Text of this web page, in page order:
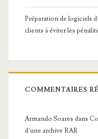
Préparation de logiciels
clients à éviter les
COMMENTAIRES
Armando Soares dans
d’une archive RAR